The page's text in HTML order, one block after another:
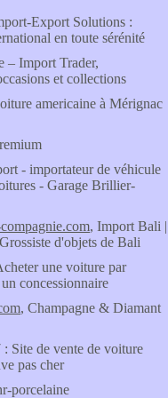
Export Solutions :
en toute sérénité
– Import Trader,
et collections
americaine à Mérignac
- importateur de véhicule
- Garage Brillier-
, Import Bali |
d'objets de Bali
une voiture par
concessionnaire
, Champagne & Diamant
Site de vente de voiture
pas cher
porcelaine